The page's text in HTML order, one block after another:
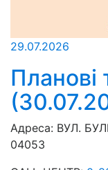
29.07.2026
Планові
Адреса: ВУЛ.
04053